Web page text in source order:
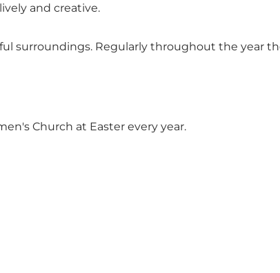
and creative.
surroundings. Regularly throughout the year
Church at Easter every year.